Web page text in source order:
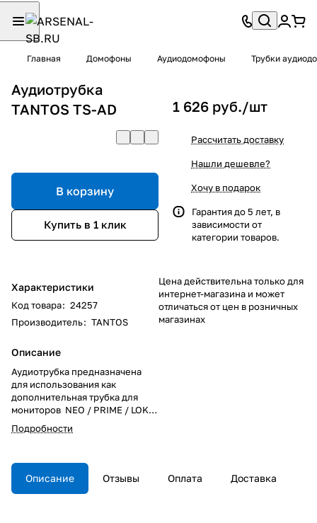
Главная Домофоны Аудиодомофоны Трубки
Аудиотрубка
TANTOS TS-AD
В корзину
Купить в 1 клик
Характеристики
Код товара: 24257
Производитель: TANTOS
Описание
Аудиотрубка предназначена
для использования как
дополнительная трубка для
мониторов NEO / PRIME / LOKI /
LILU / AMELIE / SHERLOCK /
TANGO и их модификаций (+,
задается аналогично
мониторам, т.е. использование
одной трубки занимает один
Подробности
1 626 руб./шт
Рассчитать доставку
Нашли дешевле?
Хочу в подарок
Гарантия до 5 лет, в
зависимости от
категории товаров.
Цена действительна только для
интернет-магазина и может
отличаться от цен в розничных
магазинах
Описание Отзывы Оплата Доставка